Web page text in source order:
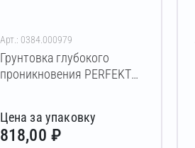
Арт.: 0384.000979
Грунтовка глубокого
проникновения PERFEKTA
Цена за упаковку
818,00 ₽